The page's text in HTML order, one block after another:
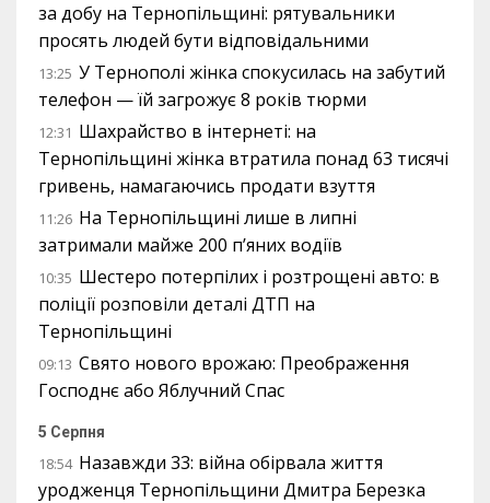
за добу на Тернопільщині: рятувальники
просять людей бути відповідальними
13:25 У Тернополі жінка спокусилась на забутий
телефон — їй загрожує 8 років тюрми
12:31 Шахрайство в інтернеті: на
Тернопільщині жінка втратила понад 63 тисячі
гривень, намагаючись продати взуття
11:26 На Тернопільщині лише в липні
затримали майже 200 п’яних водіїв
10:35 Шестеро потерпілих і розтрощені авто: в
поліції розповіли деталі ДТП на
Тернопільщині
09:13 Свято нового врожаю: Преображення
Господнє або Яблучний Спас
5 Серпня
18:54 Назавжди 33: війна обірвала життя
уродженця Тернопільщини Дмитра Березка